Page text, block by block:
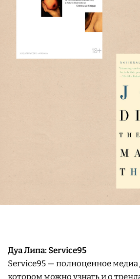
Дуа Липа: Service95
Service95 — полноценное
котором можно узнать и о